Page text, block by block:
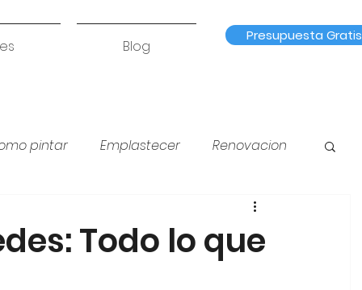
Blog
Presupuesta Gratis
pintar Emplastecer Renovacion
Iluminación
Todo lo que